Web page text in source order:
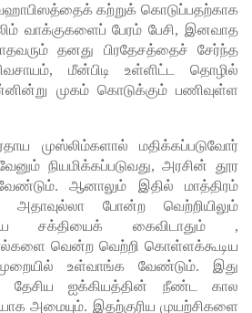
கற்றுக் கொடுப்பதற்காக
வாக்குகளைப் பேரம் பேசி, இனவாத
தனது பிரதேசத்தைச் சேர்ந்த
மீன்பிடி உள்ளிட்ட தொழில்
முகம் கொடுக்கும் பணிவுள்ள
முஸ்லிம்களால் மதிக்கப்படுவோர்
நியமிக்கப்படுவது, அரசின் தூர
ஆனாலும் இதில் மாத்திரம்
அதாவுல்லா போன்ற வெற்றியிலும்
சக்தியைக் கைவிடாதும் ,
வென்ற வெற்றி கொள்ளக்கூடிய
உள்வாங்க வேண்டும். இது
தேசிய ஐக்கியத்தின் நீண்ட கால
அமையும். இதற்குரிய முயற்சிகளை